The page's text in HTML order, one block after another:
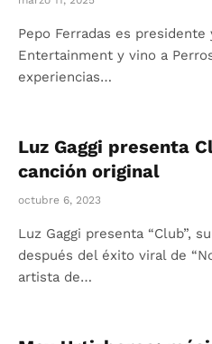
Pepo Ferradas es presidente
Entertainment y vino a
experiencias…
Luz Gaggi presenta
canción original
octubre 6, 2023
Luz Gaggi presenta “Club”,
después del éxito viral de
artista de…